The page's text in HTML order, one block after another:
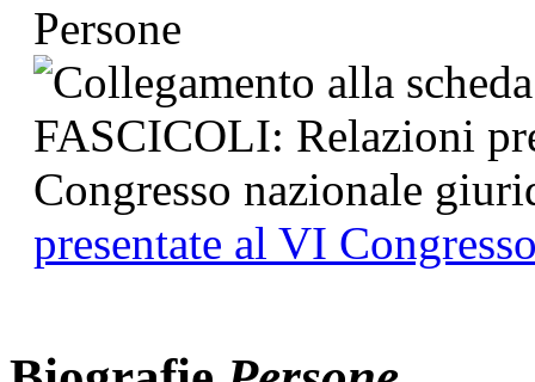
Persone
presentate al VI